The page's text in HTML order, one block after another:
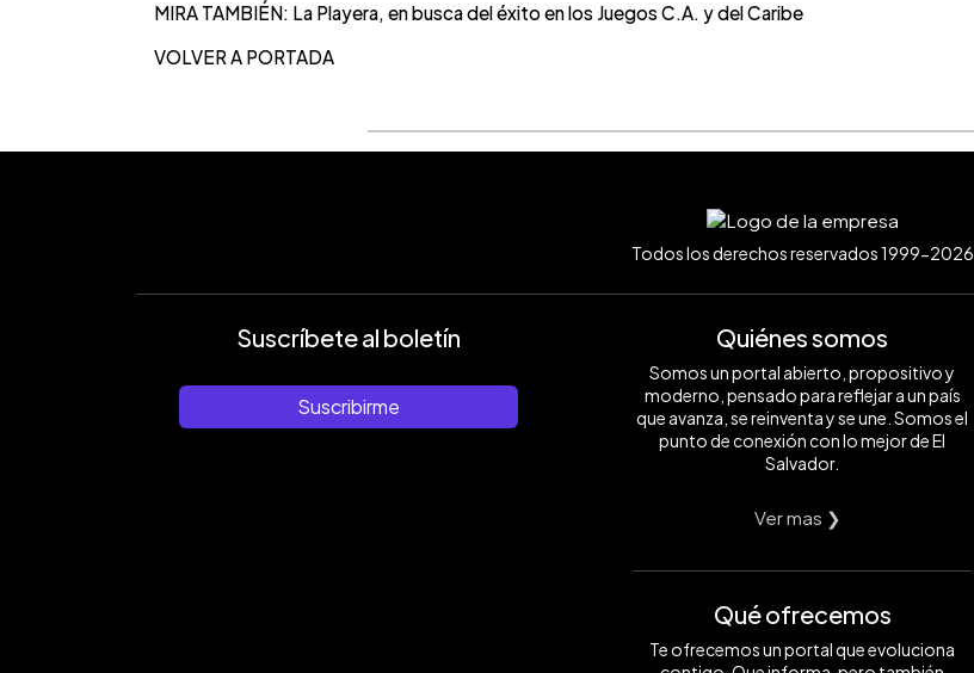
MIRA TAMBIÉN: La Playera, en busca del éxito en los Juegos C.A. y del Caribe
VOLVER A PORTADA
Todos los derechos reservados 1999-2026
Suscríbete al boletín
Suscribirme
Quiénes somos
Somos un portal abierto, propositivo y
moderno, pensado para reflejar a un país
que avanza, se reinventa y se une. Somos el
punto de conexión con lo mejor de El
Salvador.
Ver mas ❯
Qué ofrecemos
Te ofrecemos un portal que evoluciona